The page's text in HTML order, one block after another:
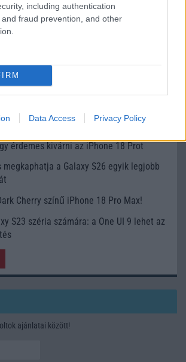
including authentication
fraud prevention, and other
Data Access Privacy Policy
Samsung Galaxy készülék kimarad a One
itt a lista az érintett modellekről
automatizmusai: hat funkció, amely
funkció teljesen megváltoztatja a
– sokan mégsem tudnak róla
érdemes kivárni az iPhone 18 Prot
megkaphatja a Galaxy S26 egyik legjobb
Cherry színű iPhone 18 Pro Max!
S23 széria számára: a One UI 9 lehet az
ajánlatai között!